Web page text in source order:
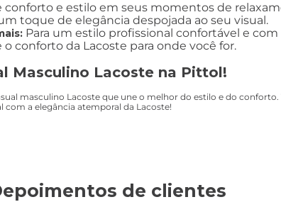
e estilo em seus momentos de
toque de elegância despojada ao seu visual.
Para um estilo profissional confortável e com
conforto da Lacoste para onde você for.
Masculino Lacoste na Pittol!
masculino Lacoste que une o melhor do estilo e do conforto.
com a elegância atemporal da Lacoste!